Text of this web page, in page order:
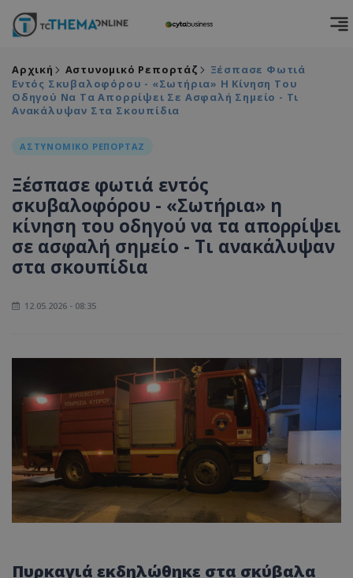
Αρχική Αστυνομικό Ρεπορτάζ
Ξέσπασε Φωτιά
Εντός Σκυβαλοφόρου - «Σωτήρια» Η Κίνηση Του
Οδηγού Να Τα Απορρίψει Σε Ασφαλή Σημείο - Τι
Ανακάλυψαν Στα Σκουπίδια
ΑΣΤΥΝΟΜΙΚΟ ΡΕΠΟΡΤΑΖ
Ξέσπασε φωτιά εντός
σκυβαλοφόρου - «Σωτήρια» η
κίνηση του οδηγού να τα απορρίψει
σε ασφαλή σημείο - Τι ανακάλυψαν
στα σκουπίδια
12.05.2026 - 08:35
Πυρκαγιά εκδηλώθηκε στα σκύβαλα